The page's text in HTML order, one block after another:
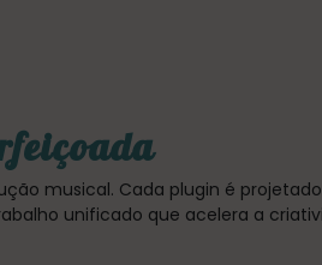
musical. Cada plugin é
unificado que acelera a